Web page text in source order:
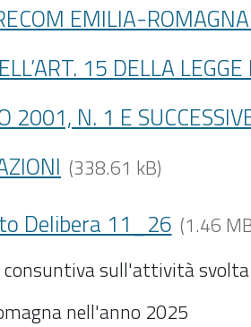
EMILIA-
15 DELLA
2001, N. 1 E
(338.61 kB)
Delibera 11_26 (1.46
consuntiva sull'attività svolta
nell'anno 2025